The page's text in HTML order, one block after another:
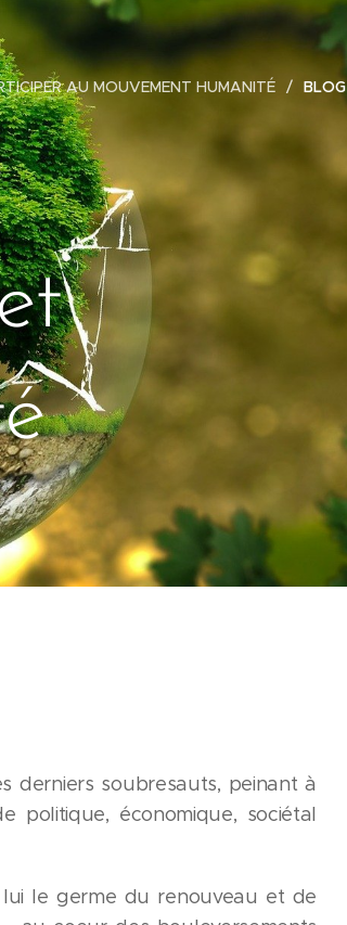
AU MOUVEMENT HUMANITÉ BLOG
derniers soubresauts, peinant à
politique, économique, sociétal
le germe du renouveau et de